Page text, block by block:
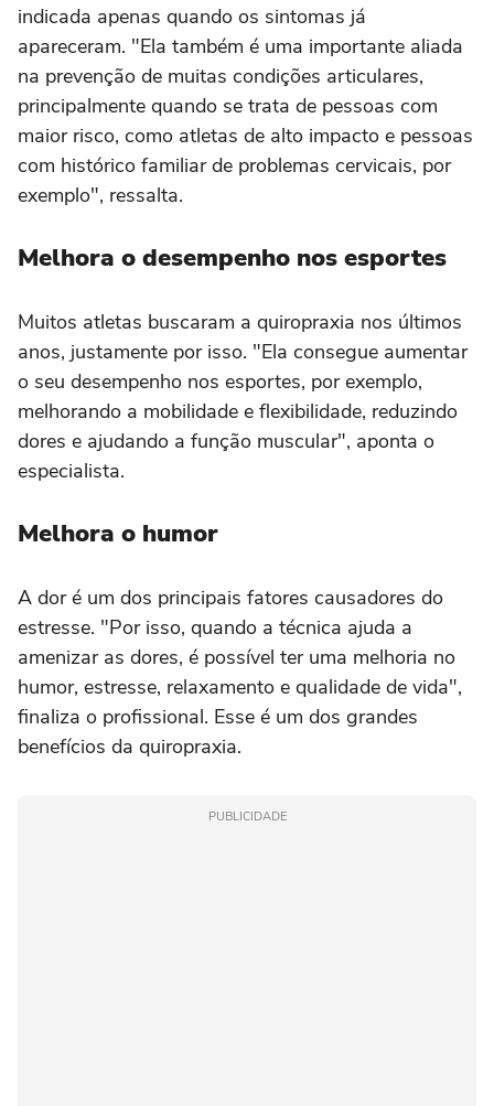
indicada apenas quando os sintomas já
apareceram. "Ela também é uma importante aliada
na prevenção de muitas condições articulares,
principalmente quando se trata de pessoas com
maior risco, como atletas de alto impacto e pessoas
com histórico familiar de problemas cervicais, por
exemplo", ressalta.
Melhora o desempenho nos esportes
Muitos atletas buscaram a quiropraxia nos últimos
anos, justamente por isso. "Ela consegue aumentar
o seu desempenho nos esportes, por exemplo,
melhorando a mobilidade e flexibilidade, reduzindo
dores e ajudando a função muscular", aponta o
especialista.
Melhora o humor
A dor é um dos principais fatores causadores do
estresse. "Por isso, quando a técnica ajuda a
amenizar as dores, é possível ter uma melhoria no
humor, estresse, relaxamento e qualidade de vida",
finaliza o profissional. Esse é um dos grandes
benefícios da quiropraxia.
PUBLICIDADE